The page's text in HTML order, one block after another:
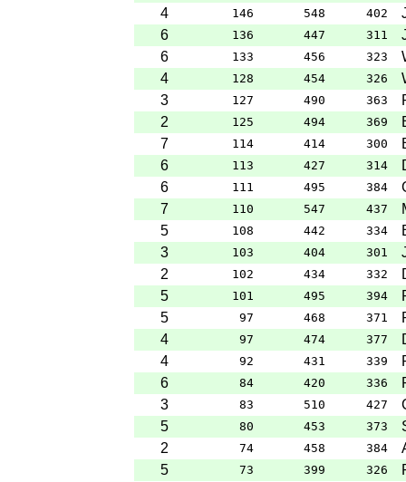
4
146 548 402
6
136 447 311
6
133 456 323
4
128 454 326
3
127 490 363
2
125 494 369
7
114 414 300
6
113 427 314
6
111 495 384
7
110 547 437
5
108 442 334
3
103 404 301
2
102 434 332
5
101 495 394
5
97 468 371
4
97 474 377
4
92 431 339
6
84 420 336
3
83 510 427
5
80 453 373
2
74 458 384
5
73 399 326